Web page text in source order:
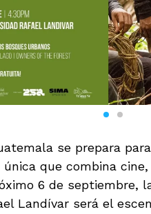
se prepara
que combina
6 de septiembre,
Landívar será el